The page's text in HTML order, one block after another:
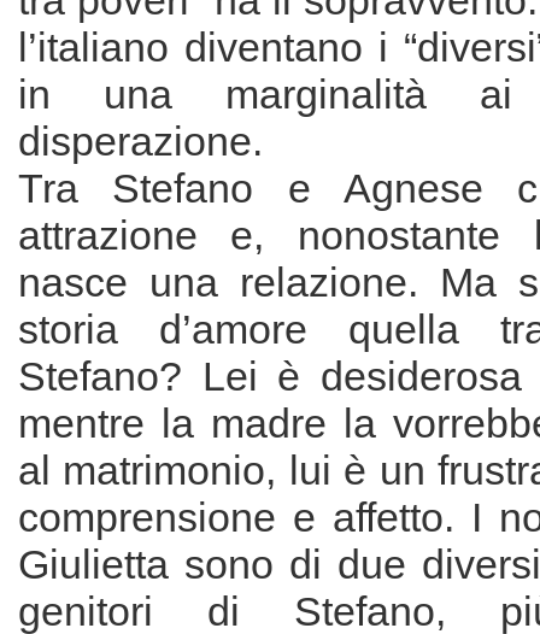
l’italiano diventano i
in una marginalità
disperazione.
Tra Stefano e Agnese
attrazione e, nonostante
nasce una relazione. Ma
storia d’amore quella
Stefano? Lei è desiderosa
mentre la madre la
al matrimonio, lui è un
comprensione e affetto. I
Giulietta sono di due
genitori di Stefano,